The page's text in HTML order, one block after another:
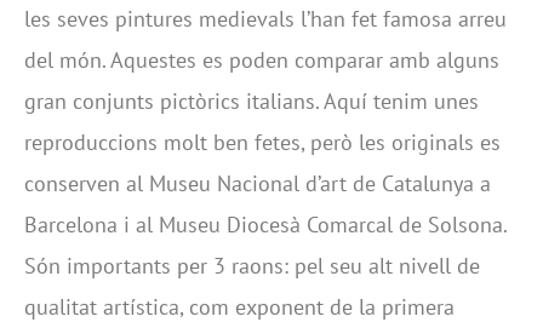
les seves pintures medievals l’han fet famosa arreu
del món. Aquestes es poden comparar amb alguns
gran conjunts pictòrics italians. Aquí tenim unes
reproduccions molt ben fetes, però les originals es
conserven al Museu Nacional d’art de Catalunya a
Barcelona i al Museu Diocesà Comarcal de Solsona.
Són importants per 3 raons: pel seu alt nivell de
qualitat artística, com exponent de la primera